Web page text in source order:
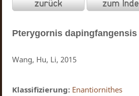
Pterygornis dapingfangensis
Wang, Hu, Li, 2015
Klassifizierung: Enantiornithes